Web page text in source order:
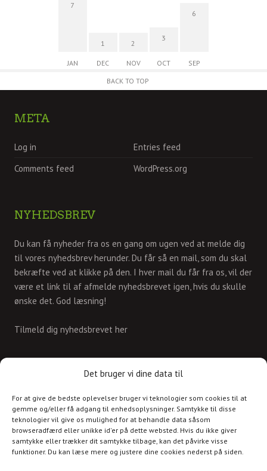
Det bruger vi dine data til
For at give de bedste oplevelser bruger vi teknologier som cookies til at
gemme og/eller få adgang til enhedsoplysninger. Samtykke til disse
teknologier vil give os mulighed for at behandle data såsom
browseradfærd eller unikke id'er på dette websted. Hvis du ikke giver
samtykke eller trækker dit samtykke tilbage, kan det påvirke visse
funktioner. Du kan læse mere og justere dine cookies nederst på siden.
7
JAN
1
DEC
2
NOV
3
OCT
6
SEP
BACK TO TOP
META
Log in
Entries feed
Comments feed
WordPress.org
NYHEDSBREV
Du kan få nyheder fra os en gang om ugen ved at melde dig
til vores nyhedsbrev herunder. Du får så en mail, som du skal
bekræfte ved at klikke på den. I hver mail du får fra os, vil der
være et link til af afmelde nyhedsbrevet igen, hvis du skulle
ønske det. God læsning!
Tilmeld dig nyhedsbrevet her
Skriv til os på
info@christianshavnskvarter.dk